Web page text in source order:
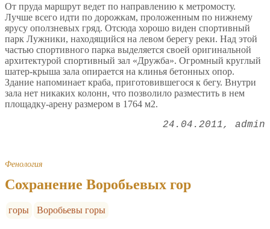
От пруда маршрут ведет по направлению к метромосту.
Лучше всего идти по дорожкам, проложенным по нижнему
ярусу оползневых гряд. Отсюда хорошо виден спортивный
парк Лужники, находящийся на левом берегу реки. Над этой
частью спортивного парка выделяется своей оригинальной
архитектурой спортивный зал «Дружба». Огромный круглый
шатер-крыша зала опирается на клинья бетонных опор.
Здание напоминает краба, приготовившегося к бегу. Внутри
зала нет никаких колонн, что позволило разместить в нем
площадку-арену размером в 1764 м2.
24.04.2011 admin
Фенология
Сохранение Воробьевых гор
горы Воробьевы горы